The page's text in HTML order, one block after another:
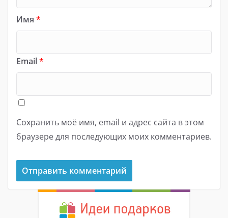
Имя *
Email*
Сохранить моё имя, email и адрес сайта в этом
браузере для последующих моих комментариев.